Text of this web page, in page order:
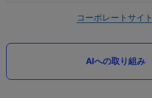
コーポレートサイト
AIへの取り組み